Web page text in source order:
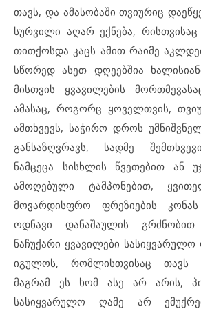
თავს, და ამასობაში თვიურიც
სურვილი აღარ ექნება,
თითქოსდა კაცს ამით რაიმე
სწორედ ასეთ დღეებშია
მისთვის ყვავილების
ამასაც, როგორც ყოველთვის,
ამთხვევს, საჭირო დროს
განსაზღვრავს, სადმე
ნამცეცა სისხლის წვეთებით ან
ამოღებული ტამპონებით,
მოვარდისფრო ფრეზიების
ოდნავი დანაშაულის
ნაჩუქარი ყვავილები სასიყვარულო
იგულოს, რომლისთვისაც თავს
მაგრამ ეს ხომ ასე არ არის,
სასიყვარულო ღამე არ